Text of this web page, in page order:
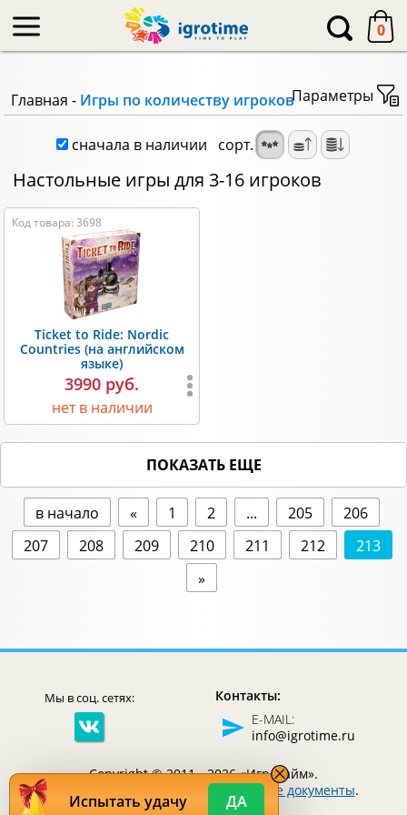
0
Главная - Игры по количеству игроковПараметры
сначала в наличии сорт.
Настольные игры для 3-16 игроков
Код товара: 3698
Ticket to Ride: Nordic
Countries (на английском
языке)
3990 руб.
нет в наличии
ПОКАЗАТЬ ЕЩЕ
в начало « 1 2 ... 205
206
207
208 209 210 211 212
213
»
Мы в соц. сетях:
Контакты:
E-MAIL:
info@igrotime.ru
Copyright © 2011 - 2026 «Игротайм».
Юридические документы.
Испытать удачу ДА